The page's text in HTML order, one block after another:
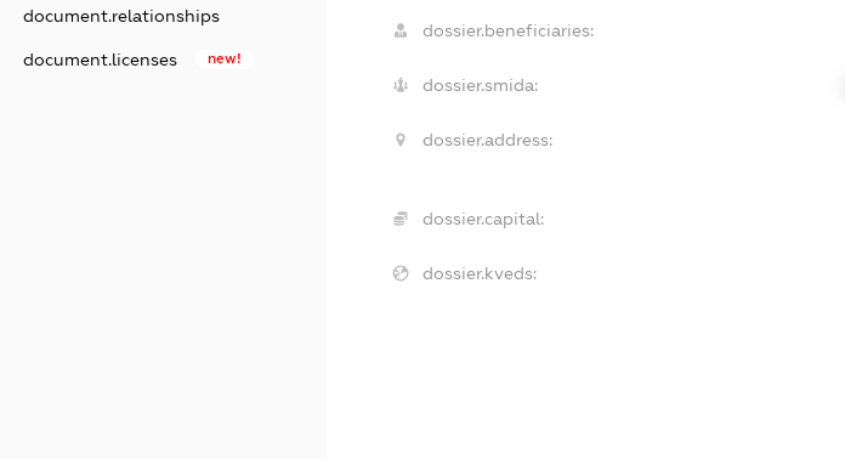
document.relationships
document.licenses new!
dossier.beneficiaries:
dossier.smida:
dossier.address:
dossier.capital:
dossier.kveds: